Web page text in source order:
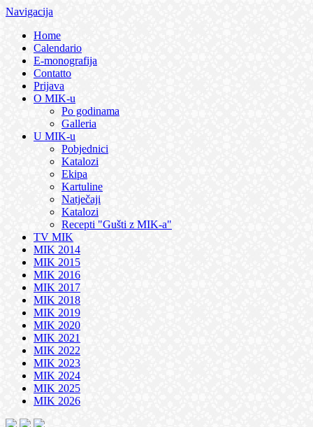
Navigacija
Home
Calendario
E-monografija
Contatto
Prijava
O MIK-u
Po godinama
Galleria
U MIK-u
Pobjednici
Katalozi
Ekipa
Kartuline
Natječaji
Katalozi
Recepti "Gušti z MIK-a"
TV MIK
MIK 2014
MIK 2015
MIK 2016
MIK 2017
MIK 2018
MIK 2019
MIK 2020
MIK 2021
MIK 2022
MIK 2023
MIK 2024
MIK 2025
MIK 2026